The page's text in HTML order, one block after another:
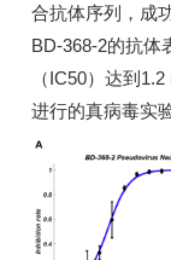
合抗体序列，成
BD-368-2的抗体
（IC50）达到
进行的真病毒实